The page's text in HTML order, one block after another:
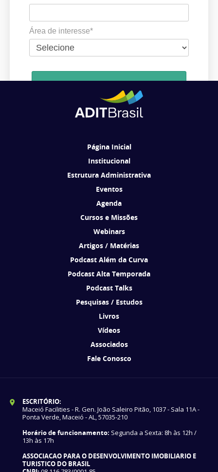
Área de interesse*
Ao se cadastrar, você concorda em receber comunicações da ADIT
Página Inicial
Institucional
Estrutura Administrativa
Eventos
Agenda
Cursos e Missões
Webinars
Artigos / Matérias
Podcast Além da Curva
Podcast Alta Temporada
Podcast Talks
Pesquisas / Estudos
Livros
Vídeos
Associados
Fale Conosco
ESCRITÓRIO:
Maceió Facilities - R. Gen. João Saleiro Pitão, 1037 - Sala 11A -
Ponta Verde, Maceió - AL, 57035-210
Horário de funcionamento: Segunda a Sexta: 8h às 12h /
13h às 17h
ASSOCIACAO PARA O DESENVOLVIMENTO IMOBILIARIO E
TURISTICO DO BRASIL